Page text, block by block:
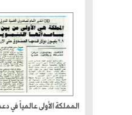
المملكة الأولى عالمياً في